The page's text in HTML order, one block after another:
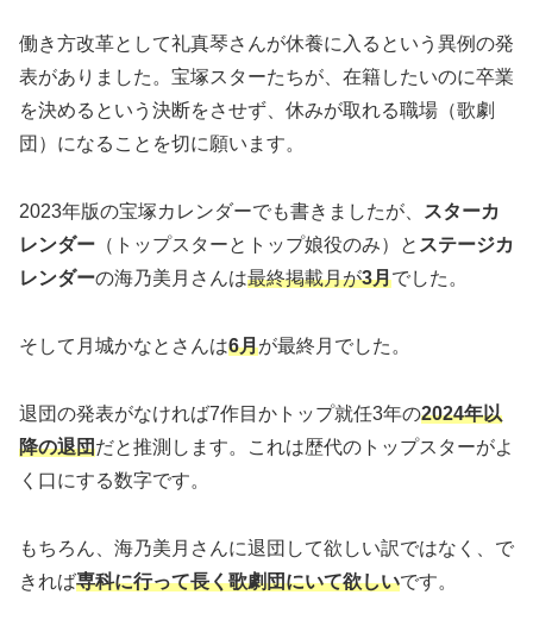
働き方改革として礼真琴さんが休養に入るという異例の発
表がありました。宝塚スターたちが、在籍したいのに卒業
を決めるという決断をさせず、休みが取れる職場（歌劇
団）になることを切に願います。
2023年版の宝塚カレンダーでも書きましたが、
スターカ
レンダー （トップスターとトップ娘役のみ）と ステージカ
レンダーの海乃美月さんは最終掲載月が3月でした。
そして月城かなとさんは6月が最終月でした。
退団の発表がなければ7作目かトップ就任3年の2024年以
降の退団だと推測します。これは歴代のトップスターがよ
く口にする数字です。
もちろん、海乃美月さんに退団して欲しい訳ではなく、で
きれば専科に行って長く歌劇団にいて欲しいです。